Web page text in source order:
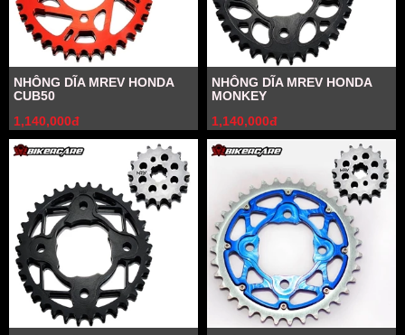
NHÔNG DĨA MREV HONDA
CUB50
1,140,000đ
NHÔNG DĨA MREV HONDA
MONKEY
1,140,000đ